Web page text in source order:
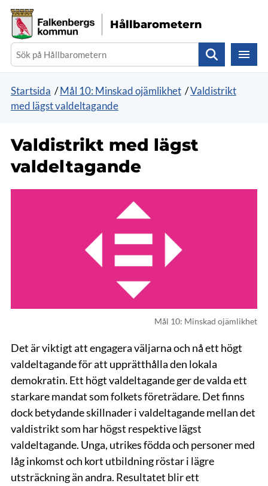
Gå direkt till sidans innehåll
Hållbarometern
Sök
Startsida /Mål 10: Minskad ojämlikhet /Valdistrikt
med lägst valdeltagande
Valdistrikt med lägst
valdeltagande
Mål 10: Minskad ojämlikhet
Det är viktigt att engagera väljarna och nå ett högt
valdeltagande för att upprätthålla den lokala
demokratin. Ett högt valdeltagande ger de valda ett
starkare mandat som folkets företrädare. Det finns
dock betydande skillnader i val­deltagande mellan det
valdistrikt som har högst respektive lägst
valdeltagande. Unga, utrikes födda och personer med
låg inkomst och kort utbildning röstar i lägre
utsträckning än andra. Resultatet blir ett